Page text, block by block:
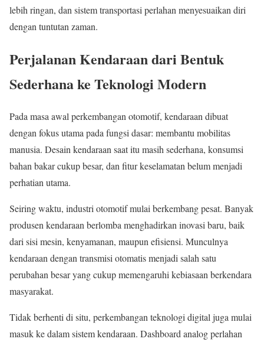
lebih ringan, dan sistem transportasi perlahan menyesuaikan diri
dengan tuntutan zaman.
Perjalanan Kendaraan dari Bentuk
Sederhana ke Teknologi Modern
Pada masa awal perkembangan otomotif, kendaraan dibuat
dengan fokus utama pada fungsi dasar: membantu mobilitas
manusia. Desain kendaraan saat itu masih sederhana, konsumsi
bahan bakar cukup besar, dan fitur keselamatan belum menjadi
perhatian utama.
Seiring waktu, industri otomotif mulai berkembang pesat. Banyak
produsen kendaraan berlomba menghadirkan inovasi baru, baik
dari sisi mesin, kenyamanan, maupun efisiensi. Munculnya
kendaraan dengan transmisi otomatis menjadi salah satu
perubahan besar yang cukup memengaruhi kebiasaan berkendara
masyarakat.
Tidak berhenti di situ, perkembangan teknologi digital juga mulai
masuk ke dalam sistem kendaraan. Dashboard analog perlahan